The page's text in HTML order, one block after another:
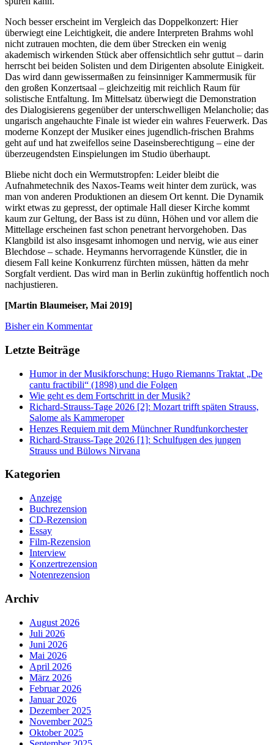
Noch besser erscheint im Vergleich das Doppelkonzert: Hier
überwiegt eine Leichtigkeit, die andere Interpreten Brahms wohl
nicht zutrauen mochten, die dem über Strecken ein wenig
akademisch wirkenden Stück aber offensichtlich sehr guttut – darin
herrscht bei beiden Solisten und dem Dirigenten absolute Einigkeit.
Das wird dann gewissermaßen zu feinsinniger Kammermusik für
den großen Konzertsaal – gleichzeitig mit reichlich Raum für
solistische Entfaltung. Im Mittelsatz überwiegt die Demonstration
des Dialogisierens gegenüber der unterschwelligen Melancholie; das
ungarisch angehauchte Finale ist wieder ein wahres Feuerwerk. Das
moderne Konzept der Musiker eines jugendlich-frischen Brahms
geht auf und hat zweifellos seine Daseinsberechtigung – eine der
überzeugendsten Einspielungen im Studio überhaupt.
Bliebe nicht doch ein Wermutstropfen: Leider bleibt die
Aufnahmetechnik des Naxos-Teams weit hinter dem zurück, was
man von anderen Produktionen an diesem Ort kennt. Die Dynamik
wirkt etwas zu gepresst, der optimale Hall dieser Kirche kommt
kaum zur Geltung, der Bass ist zu dünn, Höhen und vor allem die
Mittellage erscheinen fast schon penetrant hervorgehoben. Das
Klangbild ist also insgesamt inhomogen und nervig, wie aus einer
Blechdose – schade. Heymanns hervorragende Künstler, die in
diesem Fall keine Konkurrenz fürchten müssen, hätten da mehr
Sorgfalt verdient. Das wird man in Berlin zukünftig hoffentlich noch
nachjustieren.
[Martin Blaumeiser, Mai 2019]
Bisher ein Kommentar
Letzte Beiträge
Humor in der Musikforschung: Hugo Riemanns Traktat „De
cantu fractibili“ (1898) und die Folgen
Wie geht es dem Fortschritt in der Musik?
Richard-Strauss-Tage 2026 [2]: Mozart trifft späten Strauss,
Salome als Kammeroper
Henzes Requiem mit dem Münchner Rundfunkorchester
Richard-Strauss-Tage 2026 [1]: Schulfugen des jungen
Strauss und Bülows Nirvana
Kategorien
Anzeige
Buchrezension
CD-Rezension
Essay
Film-Rezension
Interview
Konzertrezension
Notenrezension
Archiv
August 2026
Juli 2026
Juni 2026
Mai 2026
April 2026
März 2026
Februar 2026
Januar 2026
Dezember 2025
November 2025
Oktober 2025